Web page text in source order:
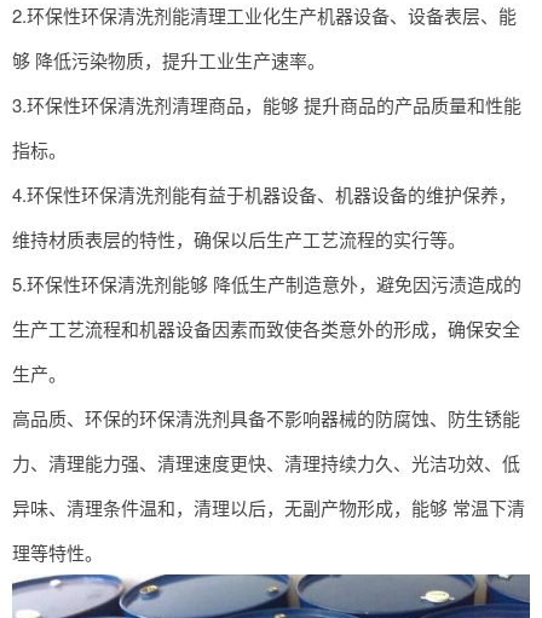
2.环保性环保清洗剂能清理工业化生产机器设备、设备表层、能
够 降低污染物质，提升工业生产速率。
3.环保性环保清洗剂清理商品，能够 提升商品的产品质量和性能
指标。
4.环保性环保清洗剂能有益于机器设备、机器设备的维护保养，
维持材质表层的特性，确保以后生产工艺流程的实行等。
5.环保性环保清洗剂能够 降低生产制造意外，避免因污渍造成的
生产工艺流程和机器设备因素而致使各类意外的形成，确保安全
生产。
高品质、环保的环保清洗剂具备不影响器械的防腐蚀、防生锈能
力、清理能力强、清理速度更快、清理持续力久、光洁功效、低
异味、清理条件温和，清理以后，无副产物形成，能够 常温下清
理等特性。